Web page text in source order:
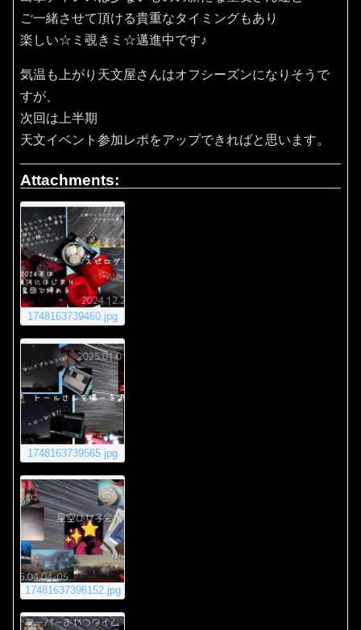
ご一緒させて頂ける貴重なタイミングもあり
楽しい☆ミ覗きミ☆邁進中です♪
気温も上がり天文屋さんはオフシーズンになりそうで
すが、
次回は上半期
天文イベント参加レポをアップできればと思います。
Attachments:
1748163739460.jpg
1748163739565.jpg
17481637396152.jpg